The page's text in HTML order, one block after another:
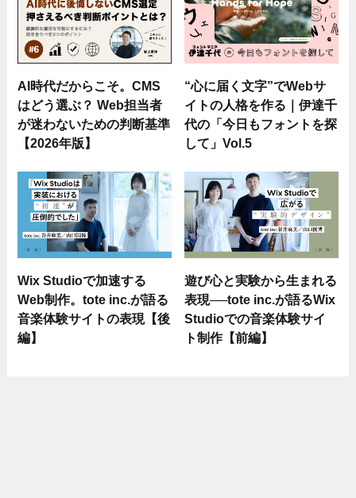
AI時代だからこそ。CMS
はどう選ぶ？ Web担当者
が迷わないための判断基準
【2026年版】
“心に届く文字”でWebサ
イトの人格を作る｜伊達千
代の「今日もフォントを探
して」Vol.5
Wix Studioで加速する
Web制作。tote inc.が語る
音楽体験サイトの表現【後
編】
遊び心と実験から生まれる
表現──tote inc.が語るWix
Studioでの音楽体験サイ
ト制作【前編】